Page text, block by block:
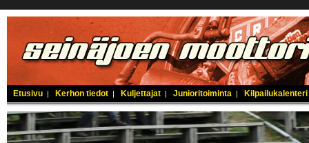
Etusivu | Kerhon tiedot | Kuljettajat | Junioritoiminta | Kilpailukalenteri